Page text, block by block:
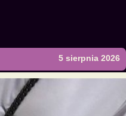
5 sierpnia 2026